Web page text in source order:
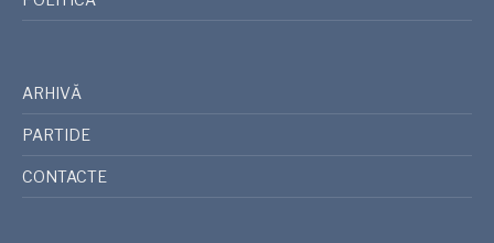
ARHIVĂ
PARTIDE
CONTACTE